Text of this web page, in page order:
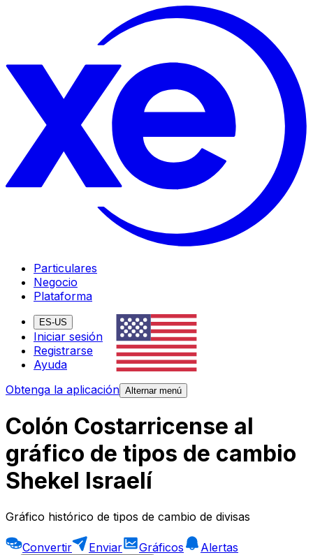
Particulares
Negocio
Plataforma
ES-US
Iniciar sesión
Registrarse
Ayuda
Obtenga la aplicación Alternar menú
Colón Costarricense al
gráfico de tipos de cambio
Shekel Israelí
Gráfico histórico de tipos de cambio de divisas
Convertir Enviar Gráficos
Alertas